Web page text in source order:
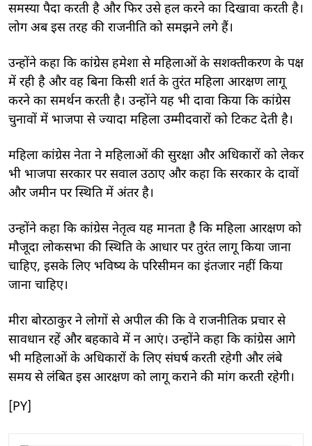
समस्या पैदा करती है और फिर उसे हल करने का दिखावा करती है।
लोग अब इस तरह की राजनीति को समझने लगे हैं।
उन्होंने कहा कि कांग्रेस हमेशा से महिलाओं के सशक्तीकरण के पक्ष
में रही है और वह बिना किसी शर्त के तुरंत महिला आरक्षण लागू
करने का समर्थन करती है। उन्होंने यह भी दावा किया कि कांग्रेस
चुनावों में भाजपा से ज्यादा महिला उम्मीदवारों को टिकट देती है।
महिला कांग्रेस नेता ने महिलाओं की सुरक्षा और अधिकारों को लेकर
भी भाजपा सरकार पर सवाल उठाए और कहा कि सरकार के दावों
और जमीन पर स्थिति में अंतर है।
उन्होंने कहा कि कांग्रेस नेतृत्व यह मानता है कि महिला आरक्षण को
मौजूदा लोकसभा की स्थिति के आधार पर तुरंत लागू किया जाना
चाहिए, इसके लिए भविष्य के परिसीमन का इंतजार नहीं किया
जाना चाहिए।
मीरा बोरठाकुर ने लोगों से अपील की कि वे राजनीतिक प्रचार से
सावधान रहें और बहकावे में न आएं। उन्होंने कहा कि कांग्रेस आगे
भी महिलाओं के अधिकारों के लिए संघर्ष करती रहेगी और लंबे
समय से लंबित इस आरक्षण को लागू कराने की मांग करती रहेगी।
[PY]